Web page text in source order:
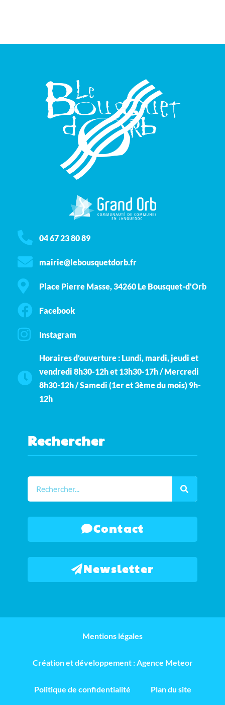
04 67 23 80 89
mairie@lebousquetdorb.fr
Place Pierre Masse, 34260 Le Bousquet-d'Orb
Facebook
Instagram
Horaires d'ouverture : Lundi, mardi, jeudi et
vendredi 8h30-12h et 13h30-17h / Mercredi
8h30-12h / Samedi (1er et 3ème du mois) 9h-
12h
Rechercher
Contact
Newsletter
Mentions légales
Création et développement : Agence Meteor
Politique de confidentialité Plan du site